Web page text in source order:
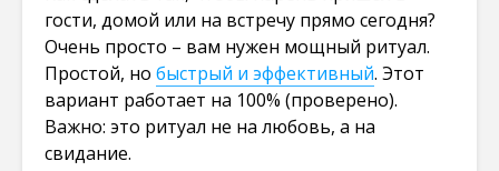
гости, домой или на встречу прямо сегодня?
Очень просто – вам нужен мощный ритуал.
Простой, но быстрый и эффективный. Этот
вариант работает на 100% (проверено).
Важно: это ритуал не на любовь, а на
свидание.